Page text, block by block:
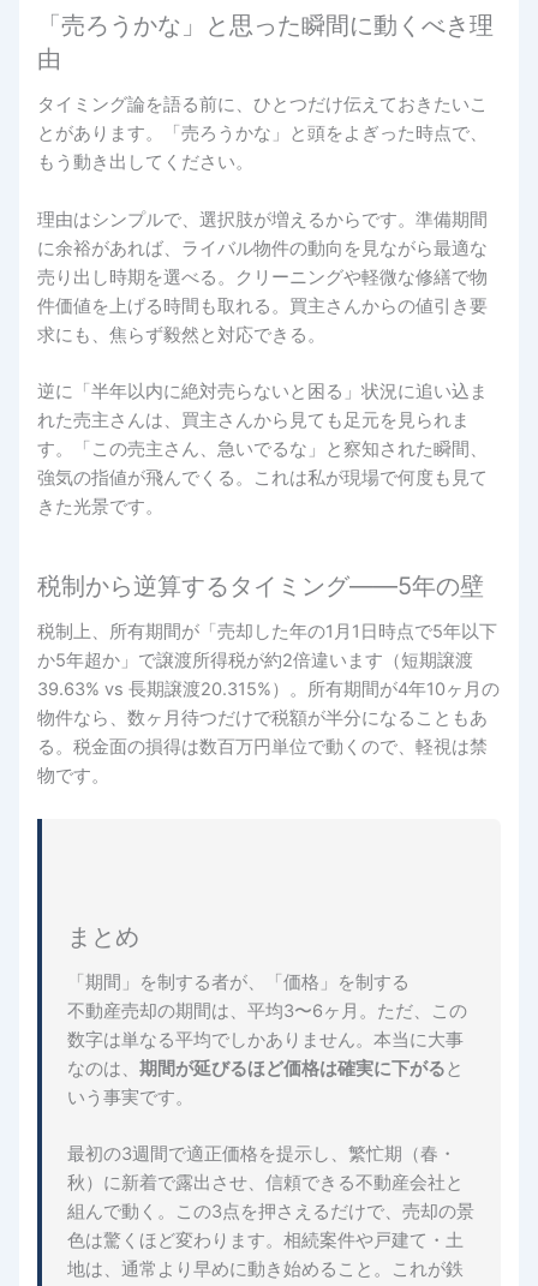
「売ろうかな」と思った瞬間に動くべき理
由
タイミング論を語る前に、ひとつだけ伝えておきたいこ
とがあります。「売ろうかな」と頭をよぎった時点で、
もう動き出してください。
理由はシンプルで、選択肢が増えるからです。準備期間
に余裕があれば、ライバル物件の動向を見ながら最適な
売り出し時期を選べる。クリーニングや軽微な修繕で物
件価値を上げる時間も取れる。買主さんからの値引き要
求にも、焦らず毅然と対応できる。
逆に「半年以内に絶対売らないと困る」状況に追い込ま
れた売主さんは、買主さんから見ても足元を見られま
す。「この売主さん、急いでるな」と察知された瞬間、
強気の指値が飛んでくる。これは私が現場で何度も見て
きた光景です。
税制から逆算するタイミング――5年の壁
税制上、所有期間が「売却した年の1月1日時点で5年以下
か5年超か」で譲渡所得税が約2倍違います（短期譲渡
39.63% vs 長期譲渡20.315%）。所有期間が4年10ヶ月の
物件なら、数ヶ月待つだけで税額が半分になることもあ
る。税金面の損得は数百万円単位で動くので、軽視は禁
物です。
まとめ
「期間」を制する者が、「価格」を制する
不動産売却の期間は、平均3〜6ヶ月。ただ、この
数字は単なる平均でしかありません。本当に大事
なのは、期間が延びるほど価格は確実に下がると
いう事実です。
最初の3週間で適正価格を提示し、繁忙期（春・
秋）に新着で露出させ、信頼できる不動産会社と
組んで動く。この3点を押さえるだけで、売却の景
色は驚くほど変わります。相続案件や戸建て・土
地は、通常より早めに動き始めること。これが鉄